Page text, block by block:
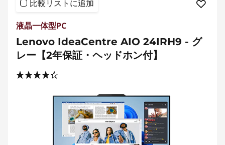
比較リストに追加
液晶一体型PC
Lenovo IdeaCentre AIO 24IRH9 - グ
レー【2年保証・ヘッドホン付】